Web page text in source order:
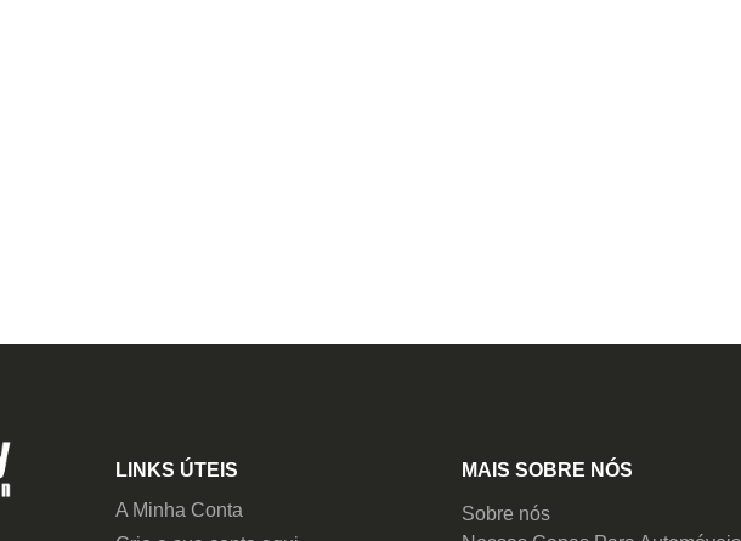
LINKS ÚTEIS
A Minha Conta
MAIS SOBRE NÓS
Sobre nós